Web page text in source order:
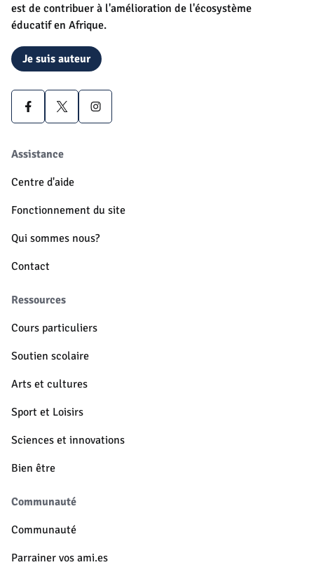
est de contribuer à l'amélioration de l'écosystème
éducatif en Afrique.
Je suis auteur
Assistance
Centre d'aide
Fonctionnement du site
Qui sommes nous?
Contact
Ressources
Cours particuliers
Soutien scolaire
Arts et cultures
Sport et Loisirs
Sciences et innovations
Bien être
Communauté
Communauté
Parrainer vos ami.es